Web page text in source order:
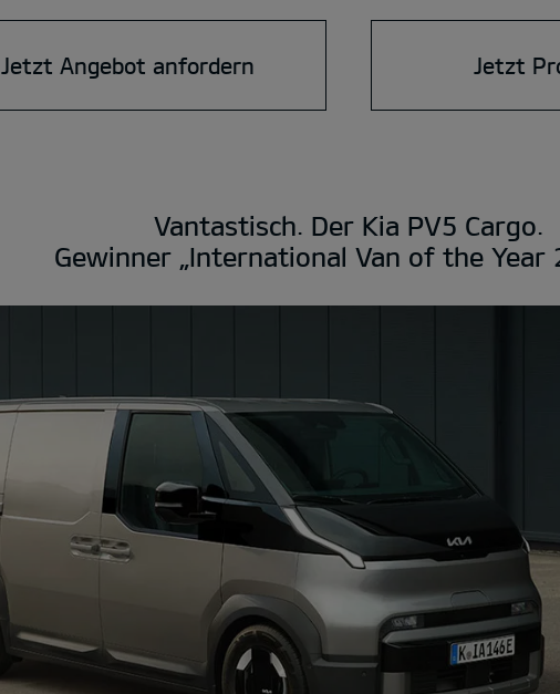
Jetzt Angebot anfordern Jetzt
Vantastisch. Der Kia PV5 Cargo.
Gewinner „International Van of the Year